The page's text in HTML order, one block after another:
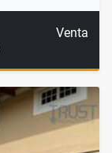
Venta